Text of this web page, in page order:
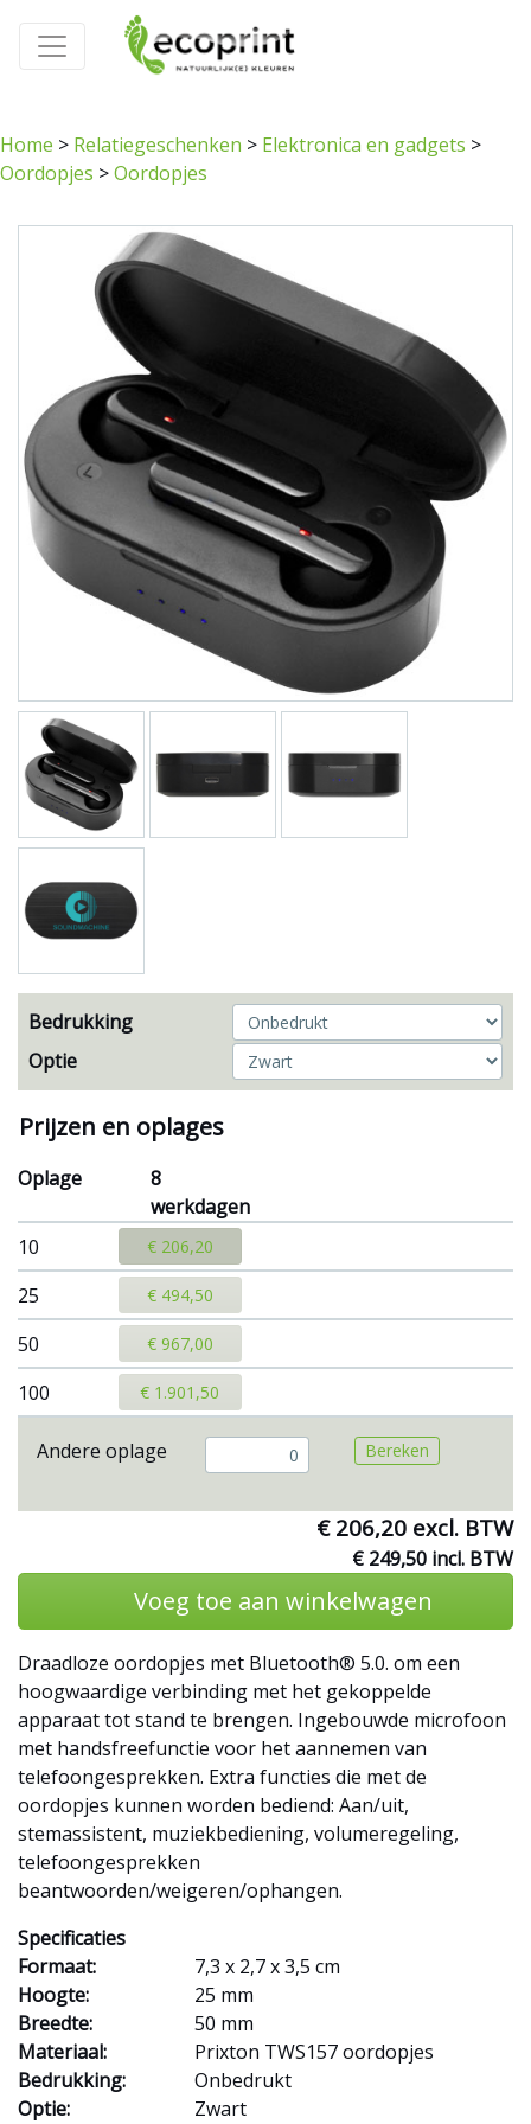
Home > Relatiegeschenken > Elektronica en gadgets >
Oordopjes >Oordopjes
Draadloze oordopjes met Bluetooth® 5.0. om een
hoogwaardige verbinding met het gekoppelde
apparaat tot stand te brengen. Ingebouwde microfoon
met handsfreefunctie voor het aannemen van
telefoongesprekken. Extra functies die met de
oordopjes kunnen worden bediend: Aan/uit,
stemassistent, muziekbediening, volumeregeling,
telefoongesprekken
beantwoorden/weigeren/ophangen.
Specificaties
Formaat:
7,3 x 2,7 x 3,5 cm
Hoogte:
25 mm
Breedte:
50 mm
Materiaal:
Prixton TWS157 oordopjes
Bedrukking:
Onbedrukt
Optie:
Zwart
Bedrukking
Optie
Prijzen en oplages
Oplage
8
werkdagen
10
€ 206,20
25 € 494,50
50 € 967,00
100 € 1.901,50
Andere oplage Bereken
€ 206,20 excl. BTW
€ 249,50 incl. BTW
Voeg toe aan winkelwagen